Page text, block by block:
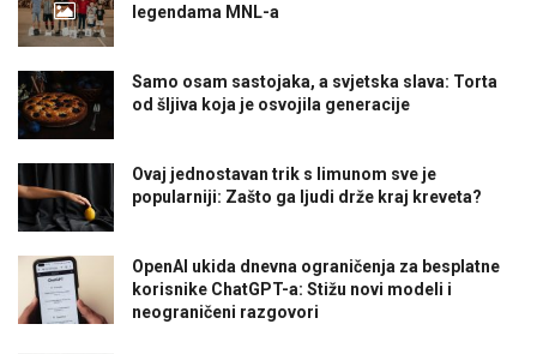
legendama MNL-a
Samo osam sastojaka, a svjetska slava: Torta
od šljiva koja je osvojila generacije
Ovaj jednostavan trik s limunom sve je
popularniji: Zašto ga ljudi drže kraj kreveta?
OpenAI ukida dnevna ograničenja za besplatne
korisnike ChatGPT-a: Stižu novi modeli i
neograničeni razgovori